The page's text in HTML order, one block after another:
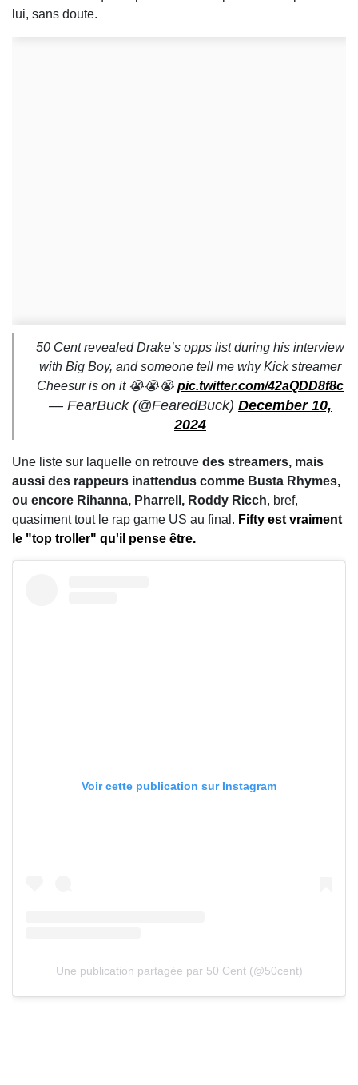
lui, sans doute.
50 Cent revealed Drake’s opps list during his interview
with Big Boy, and someone tell me why Kick streamer
Cheesur is on it 😭😭😭 pic.twitter.com/42aQDD8f8c
— FearBuck (@FearedBuck) December 10,
2024
Une liste sur laquelle on retrouve des streamers, mais
aussi des rappeurs inattendus comme Busta Rhymes,
ou encore Rihanna, Pharrell, Roddy Ricch, bref,
quasiment tout le rap game US au final. Fifty est vraiment
le "top troller" qu'il pense être.
Voir cette publication sur Instagram
Une publication partagée par 50 Cent (@50cent)